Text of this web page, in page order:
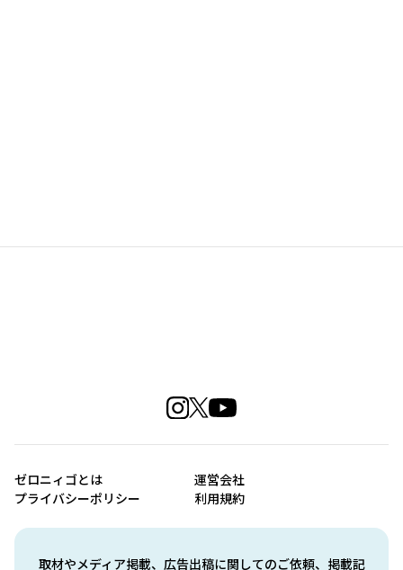
取材やメディア掲載、広告出稿に関してのご依頼、掲載記
ゼロニィゴとは
運営会社
プライバシーポリシー
利用規約